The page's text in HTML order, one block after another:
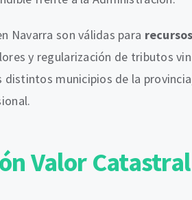
Navarra son válidas para
y regularización de tributos
municipios de la
Valor